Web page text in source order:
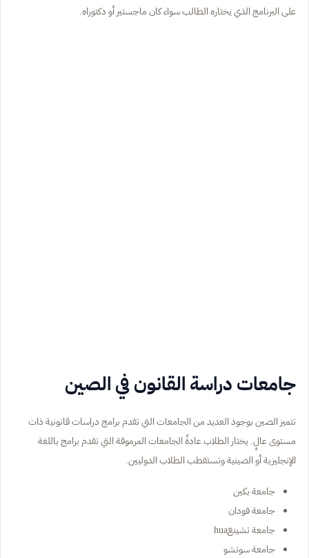
على البرنامج الذي يختاره الطالب سواء كان ماجستير أو دكتوراه.
جامعات دراسة القانون في الصين
تتميز الصين بوجود العديد من الجامعات التي تقدم برامج دراسات قانونية ذات
مستوى عالٍ. يختار الطلاب عادةً الجامعات المرموقة التي تقدم برامج باللغة
الإنجليزية أو الصينية وتستقطب الطلاب الدوليين.
جامعة بكين
جامعة فودان
جامعة تشينغhua
جامعة سوتشو